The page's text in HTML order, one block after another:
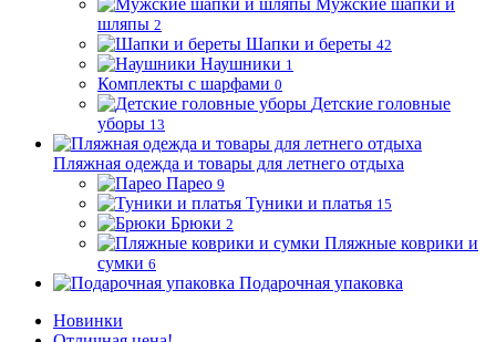
Мужские шапки и
шляпы 2
Шапки и береты 42
Наушники 1
Комплекты с шарфами 0
Детские головные
уборы 13
Пляжная одежда и товары для летнего отдыха
Парео 9
Туники и платья 15
Брюки 2
Пляжные коврики и
сумки 6
Подарочная упаковка
Новинки